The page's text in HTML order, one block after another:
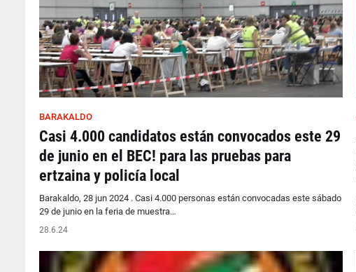
BARAKALDO
Casi 4.000 candidatos están convocados este 29
de junio en el BEC! para las pruebas para
ertzaina y policía local
Barakaldo, 28 jun 2024 . Casi 4.000 personas están convocadas este sábado
29 de junio en la feria de muestra…
28.6.24